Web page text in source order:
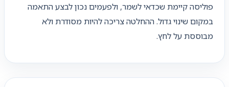
פוליסה קיימת שכדאי לשמר, ולפעמים נכון לבצע התאמה
במקום שינוי גדול. ההחלטה צריכה להיות מסודרת ולא
מבוססת על לחץ.